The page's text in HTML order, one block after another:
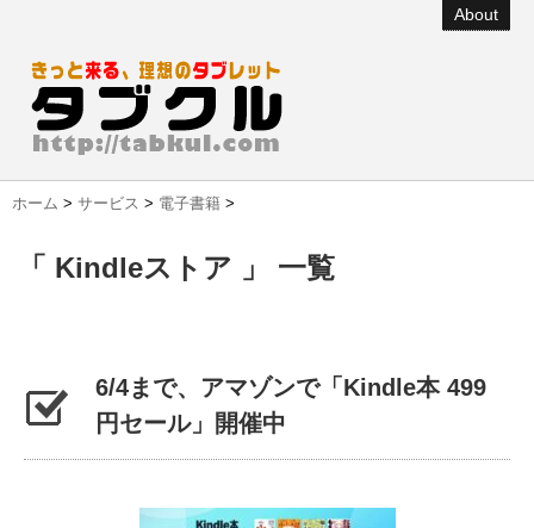
About
ホーム > サービス > 電子書籍 >
「 Kindleストア 」 一覧
6/4まで、アマゾンで「Kindle本 499
円セール」開催中